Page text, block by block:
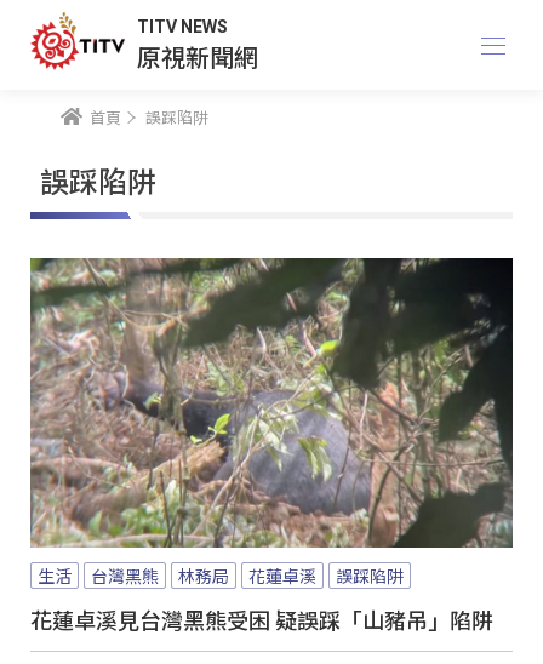
TITV NEWS
原視新聞網
首頁 誤踩陷阱
誤踩陷阱
生活 台灣黑熊 林務局 花蓮卓溪 誤踩陷阱
花蓮卓溪見台灣黑熊受困 疑誤踩「山豬吊」陷阱